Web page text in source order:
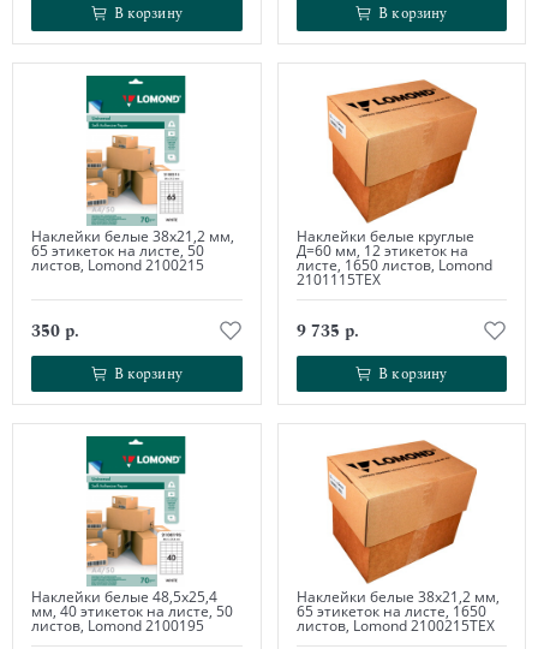
В корзину
В корзину В корзину
В корзину
Наклейки белые 38х21,2 мм,
65 этикеток на листе, 50
листов, Lomond 2100215
350 р.
В корзину
В корзину
Наклейки белые круглые
Д=60 мм, 12 этикеток на
листе, 1650 листов, Lomond
2101115ТЕХ
9 735 р.
В корзину
В корзину
Наклейки белые 48,5х25,4
мм, 40 этикеток на листе, 50
листов, Lomond 2100195
Наклейки белые 38х21,2 мм,
65 этикеток на листе, 1650
листов, Lomond 2100215ТЕХ